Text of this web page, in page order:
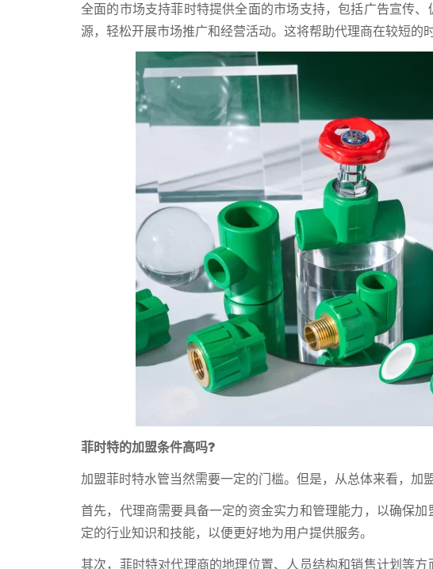
全面的市场支持菲时特提供全面的市场支持，包括广告宣传
源，轻松开展市场推广和经营活动。这将帮助代理商在较短的
菲时特的加盟条件高吗?
加盟菲时特水管当然需要一定的门槛。但是，从总体来看，加
首先，代理商需要具备一定的资金实力和管理能力，以确保
定的行业知识和技能，以便更好地为用户提供服务。
其次，菲时特对代理商的地理位置、人员结构和销售计划等